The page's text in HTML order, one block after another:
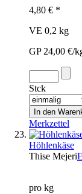
4,80 € *
VE 0,2 kg
GP 24,00 €/
Stck
Merkzettel
Höhlenkäse
Thise Mejeri
pro kg